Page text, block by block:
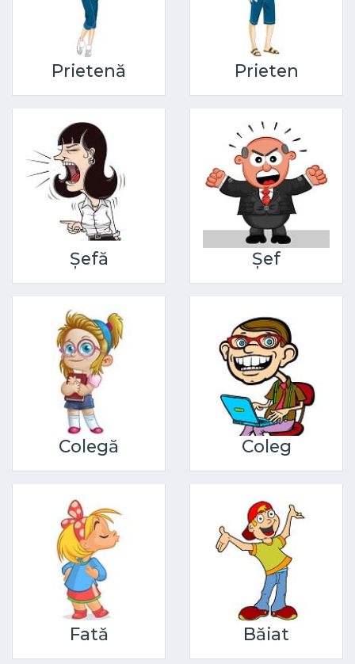
Prietenă Prieten
Șefă Șef
Colegă Coleg
Fată Băiat